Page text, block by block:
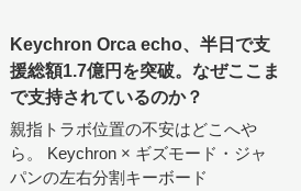
Keychron Orca echo、半日で支
援総額1.7億円を突破。なぜここま
で支持されているのか？
親指トラボ位置の不安はどこへや
ら。 Keychron × ギズモード・ジャ
パンの左右分割キーボード